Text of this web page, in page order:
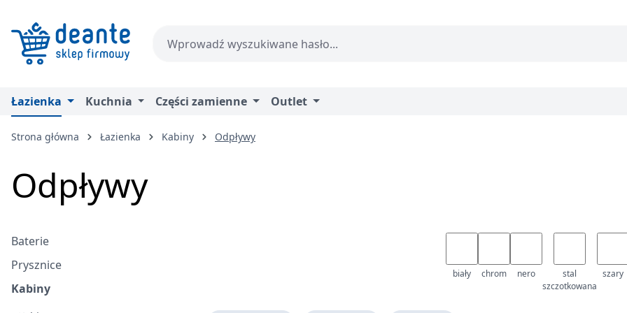
Łazienka Kuchnia Części zamienne Outlet
Strona główna Łazienka Kabiny Odpływy
Odpływy
Baterie
Prysznice
Kabiny
biały chrom nero
stal
szczotkowana
szary